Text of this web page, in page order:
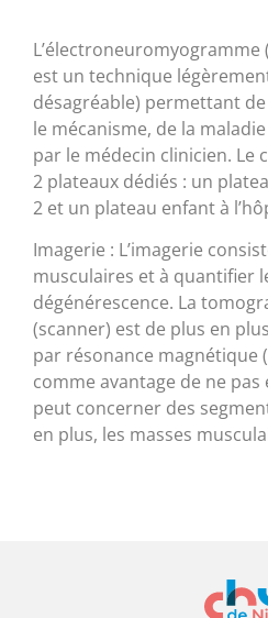
L’électroneuromyogramme
est un technique
désagréable) permettant
le mécanisme, de la
par le médecin clinicien. Le
2 plateaux dédiés : un
2 et un plateau enfant à
Imagerie : L’imagerie
musculaires et à quantifier
dégénérescence. La
(scanner) est de plus en
par résonance magnétique
comme avantage de ne
peut concerner des
en plus, les masses